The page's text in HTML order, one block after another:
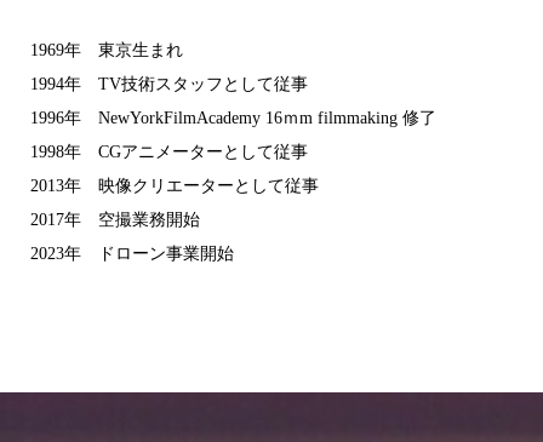
1969年 東京生まれ
1994年 TV技術スタッフとして従事
1996年 NewYorkFilmAcademy 16ｍm filmmaking 修了
1998年 CGアニメーターとして従事
2013年 映像クリエーターとして従事
2017年 空撮業務開始
2023年 ドローン事業開始